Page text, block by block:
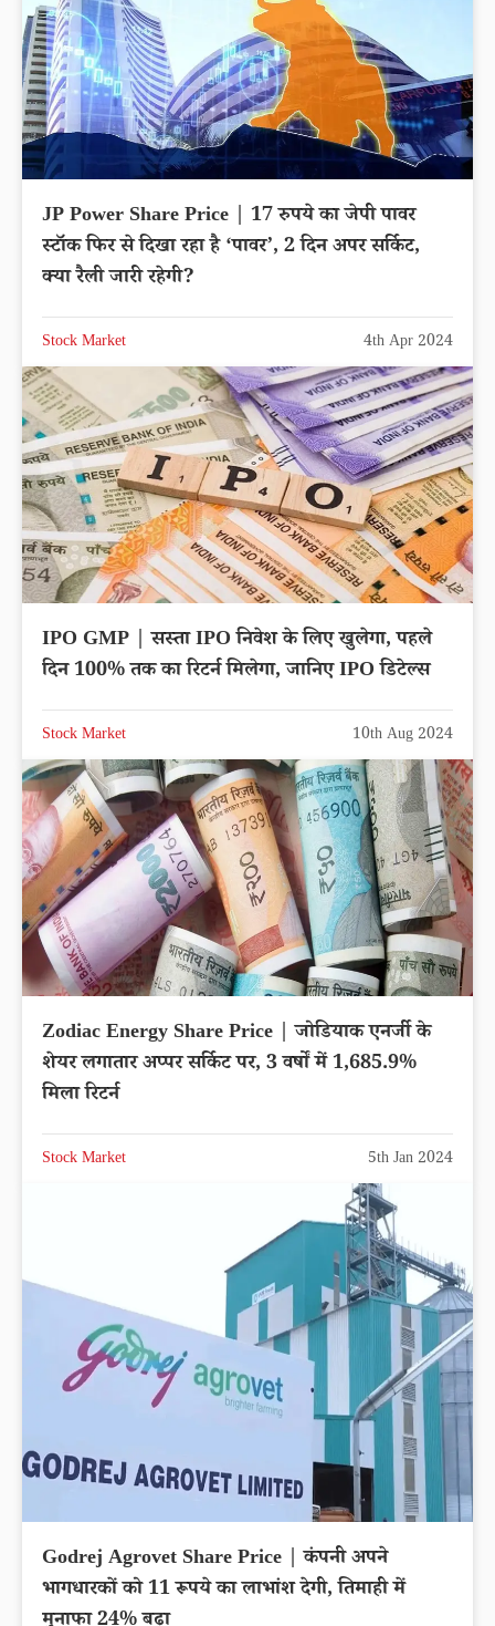
JP Power Share Price | 17 रुपये का जेपी पावर
स्टॉक फिर से दिखा रहा है ‘पावर’, 2 दिन अपर सर्किट,
क्या रैली जारी रहेगी?
Stock Market 4th Apr 2024
IPO GMP | सस्ता IPO निवेश के लिए खुलेगा, पहले
दिन 100% तक का रिटर्न मिलेगा, जानिए IPO डिटेल्स
Stock Market 10th Aug 2024
Zodiac Energy Share Price | जोडियाक एनर्जी के
शेयर लगातार अप्पर सर्किट पर, 3 वर्षों में 1,685.9%
मिला रिटर्न
Stock Market 5th Jan 2024
Godrej Agrovet Share Price | कंपनी अपने
भागधारकों को 11 रूपये का लाभांश देगी, तिमाही में